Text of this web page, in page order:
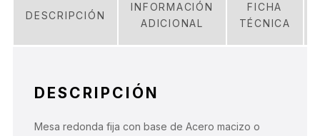
DESCRIPCIÓN
INFORMACIÓN
ADICIONAL
FICHA
TÉCNICA
DESCRIPCIÓN
Mesa redonda fija con base de Acero macizo o